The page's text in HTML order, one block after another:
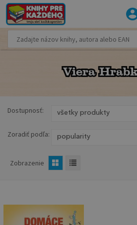
Viera
Viera
Dostupnosť:
Zoradiť podľa:
Zobrazenie